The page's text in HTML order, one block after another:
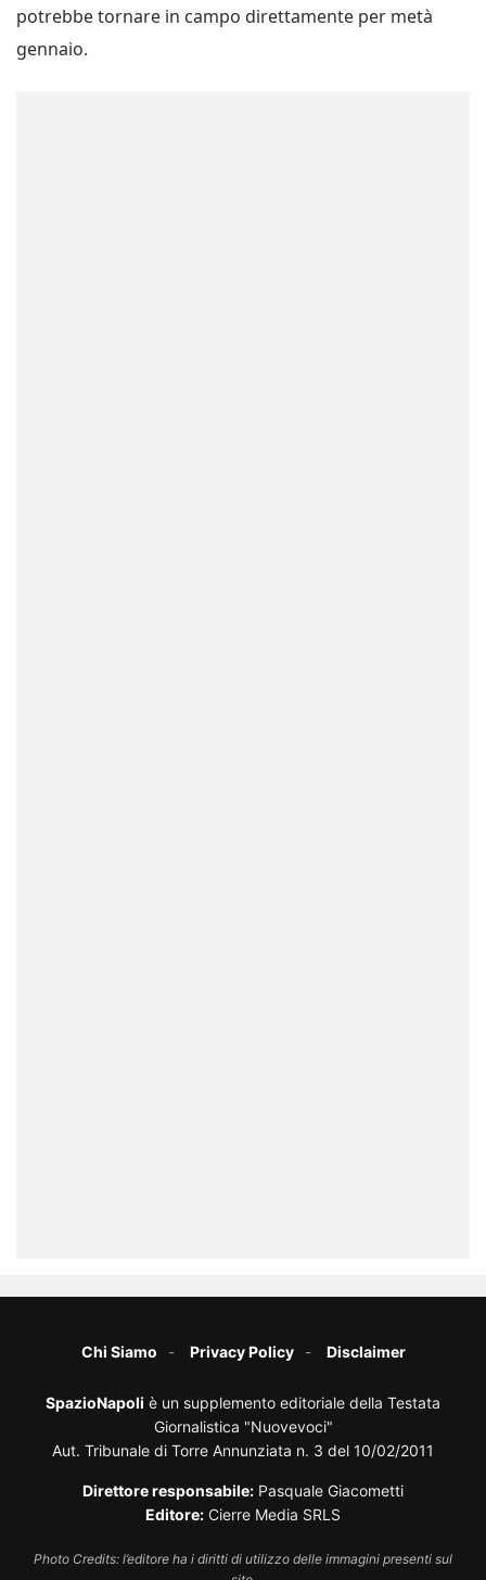
potrebbe tornare in campo direttamente per metà
gennaio.
Chi Siamo Privacy Policy Disclaimer
SpazioNapoli è un supplemento editoriale della Testata
Giornalistica "Nuovevoci"
Aut. Tribunale di Torre Annunziata n. 3 del 10/02/2011
Direttore responsabile: Pasquale Giacometti
Editore: Cierre Media SRLS
Photo Credits: l’editore ha i diritti di utilizzo delle immagini presenti sul